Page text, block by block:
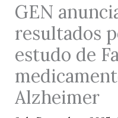
GEN
resultados
estudo de
Alzheimer